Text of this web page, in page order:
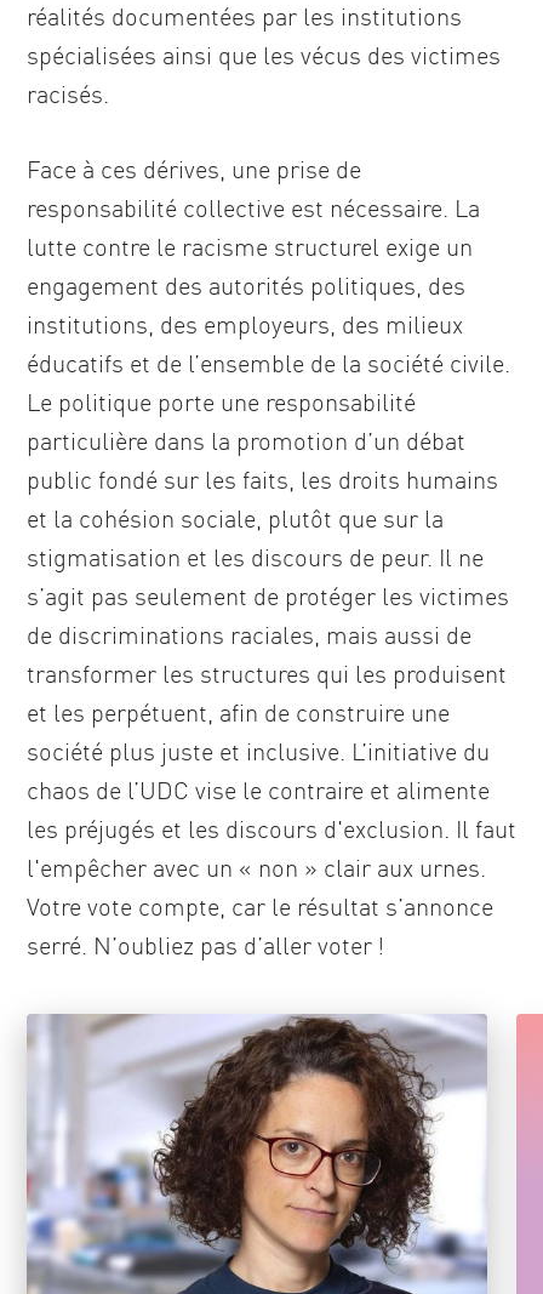
réalités documentées par les institutions
spécialisées ainsi que les vécus des victimes
racisés.
Face à ces dérives, une prise de
responsabilité collective est nécessaire. La
lutte contre le racisme structurel exige un
engagement des autorités politiques, des
institutions, des employeurs, des milieux
éducatifs et de l’ensemble de la société civile.
Le politique porte une responsabilité
particulière dans la promotion d’un débat
public fondé sur les faits, les droits humains
et la cohésion sociale, plutôt que sur la
stigmatisation et les discours de peur. Il ne
s’agit pas seulement de protéger les victimes
de discriminations raciales, mais aussi de
transformer les structures qui les produisent
et les perpétuent, afin de construire une
société plus juste et inclusive. L’initiative du
chaos de l’UDC vise le contraire et alimente
les préjugés et les discours d'exclusion. Il faut
l'empêcher avec un « non » clair aux urnes.
Votre vote compte, car le résultat s’annonce
serré. N’oubliez pas d’aller voter !